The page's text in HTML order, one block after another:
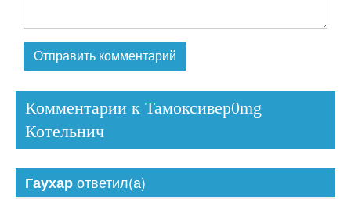
Комментарии к Тамоксивер0mg
Котельнич
Гаухарответил(а)